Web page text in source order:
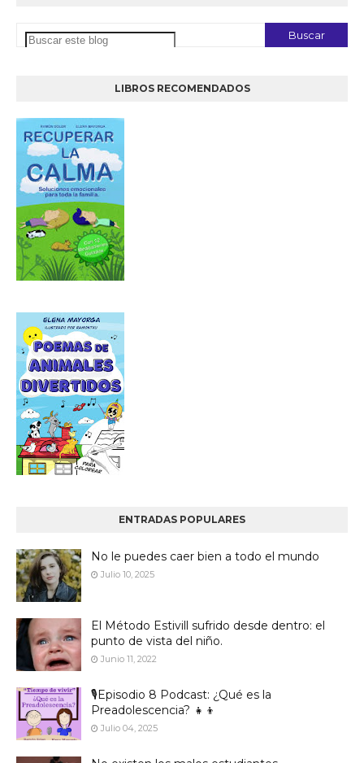
LIBROS RECOMENDADOS
ENTRADAS POPULARES
No le puedes caer bien a todo el mundo
Julio 10, 2025
El Método Estivill sufrido desde dentro: el
punto de vista del niño.
Junio 11, 2022
🎙️Episodio 8 Podcast: ¿Qué es la
Preadolescencia? 👧👦
Julio 04, 2025